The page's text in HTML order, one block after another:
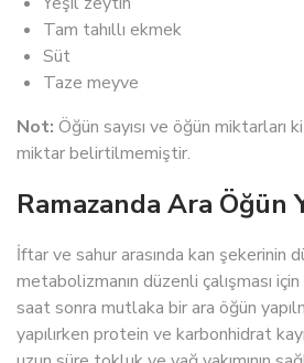
Tam tahıllı ekmek
Süt
Taze meyve
Not: Öğün sayısı ve öğün miktarları
miktar belirtilmemiştir.
Ramazanda Ara Öğün
İftar ve sahur arasında kan şekerinin
metabolizmanın düzenli çalışması
saat sonra mutlaka bir ara öğün
yapılırken protein ve karbonhidrat